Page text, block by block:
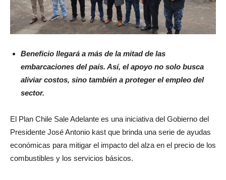
Beneficio llegará a más de la mitad de las
embarcaciones del país. Así, el apoyo no solo busca
aliviar costos, sino también a proteger el empleo del
sector.
El Plan Chile Sale Adelante es una iniciativa del Gobierno del
Presidente José Antonio kast que brinda una serie de ayudas
económicas para mitigar el impacto del alza en el precio de los
combustibles y los servicios básicos.